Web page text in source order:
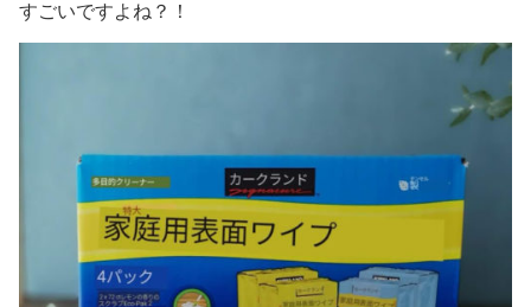
すごいですよね？！